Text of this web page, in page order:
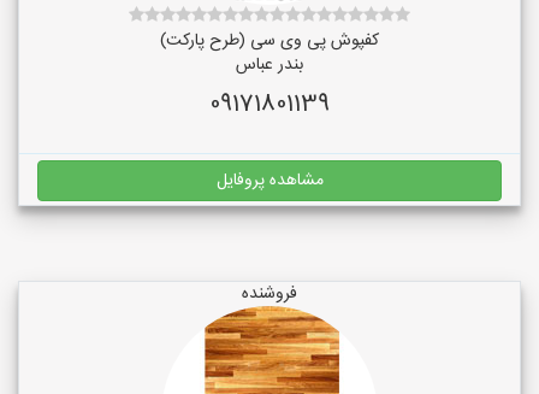
کفپوش پی وی سی (طرح پارکت)
بندر عباس
09171801139
مشاهده پروفایل
فروشنده